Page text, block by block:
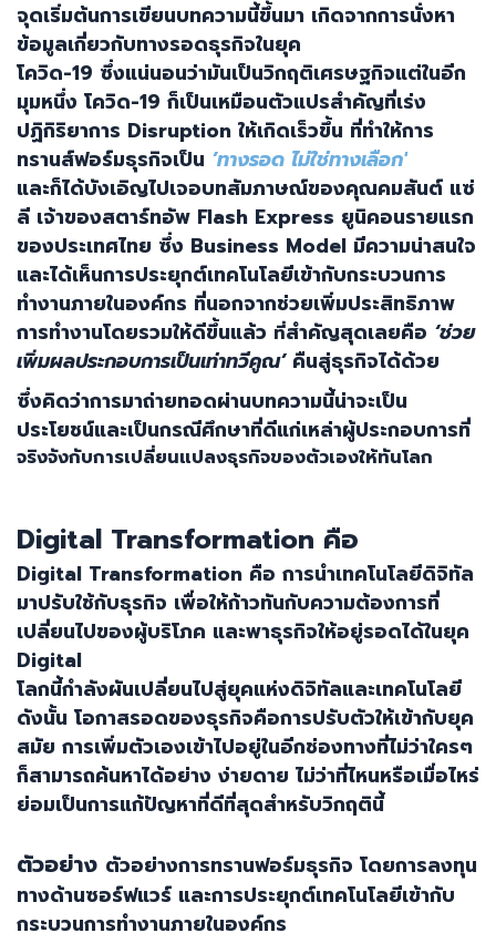
จุดเริ่มต้นการเขียนบทความนี้ขึ้นมา เกิดจากการนั่งหา
ข้อมูลเกี่ยวกับทางรอดธุรกิจในยุค
โควิด-19 ซึ่งแน่นอนว่ามันเป็นวิกฤติเศรษฐกิจแต่ในอีก
มุมหนึ่ง โควิด-19 ก็เป็นเหมือนตัวแปรสำคัญที่เร่ง
ปฏิกิริยาการ Disruption ให้เกิดเร็วขึ้น ที่ทำให้การ
ทรานส์ฟอร์มธุรกิจเป็น ’ทางรอด ไม่ใช่ทางเลือก'
และก็ได้บังเอิญไปเจอบทสัมภาษณ์ของคุณคมสันต์ แซ่
ลี เจ้าของสตาร์ทอัพ Flash Express ยูนิคอนรายแรก
ของประเทศไทย ซึ่ง Business Model มีความน่าสนใจ
และได้เห็นการประยุกต์เทคโนโลยีเข้ากับกระบวนการ
ทำงานภายในองค์กร ที่นอกจากช่วยเพิ่มประสิทธิภาพ
การทำงานโดยรวมให้ดีขึ้นแล้ว ที่สำคัญสุดเลยคือ ‘ช่วย
เพิ่มผลประกอบการเป็นเท่าทวีคูณ’คืนสู่ธุรกิจได้ด้วย
ซึ่งคิดว่าการมาถ่ายทอดผ่านบทความนี้น่าจะเป็น
ประโยชน์และเป็นกรณีศึกษาที่ดีแก่เหล่าผู้ประกอบการที่
จริงจังกับการเปลี่ยนแปลงธุรกิจของตัวเองให้ทันโลก
Digital Transformation คือ
Digital Transformation คือ การนำเทคโนโลยีดิจิทัล
มาปรับใช้กับธุรกิจ เพื่อให้ก้าวทันกับความต้องการที่
เปลี่ยนไปของผู้บริโภค และพาธุรกิจให้อยู่รอดได้ในยุค
Digital
โลกนี้กำลังผันเปลี่ยนไปสู่ยุคแห่งดิจิทัลและเทคโนโลยี
ดังนั้น โอกาสรอดของธุรกิจคือการปรับตัวให้เข้ากับยุค
สมัย การเพิ่มตัวเองเข้าไปอยู่ในอีกช่องทางที่ไม่ว่าใครๆ
ก็สามารถค้นหาได้อย่าง ง่ายดาย ไม่ว่าที่ไหนหรือเมื่อไหร่
ย่อมเป็นการแก้ปัญหาที่ดีที่สุดสำหรับวิกฤตินี้
ตัวอย่าง ตัวอย่างการทรานฟอร์มธุรกิจ โดยการลงทุน
ทางด้านซอร์ฟแวร์ และการประยุกต์เทคโนโลยีเข้ากับ
กระบวนการทำงานภายในองค์กร